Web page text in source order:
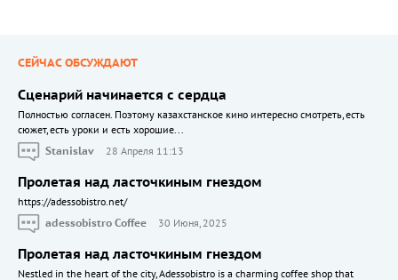
СЕЙЧАС ОБСУЖДАЮТ
Сценарий начинается с сердца
Полностью согласен. Поэтому казахстанское кино интересно смотреть, есть
сюжет, есть уроки и есть хорошие...
Stanislav
28 Апреля 11:13
Пролетая над ласточкиным гнездом
https://adessobistro.net/
adessobistro Coffee
30 Июня, 2025
Пролетая над ласточкиным гнездом
Nestled in the heart of the city, Adessobistro is a charming coffee shop that